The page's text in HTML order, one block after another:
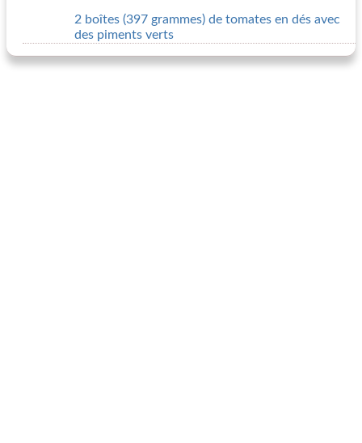
2 boîtes (397 grammes) de tomates en dés avec
des piments verts